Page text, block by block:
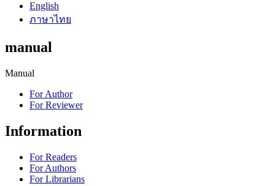
English
ภาษาไทย
manual
Manual
For Author
For Reviewer
Information
For Readers
For Authors
For Librarians